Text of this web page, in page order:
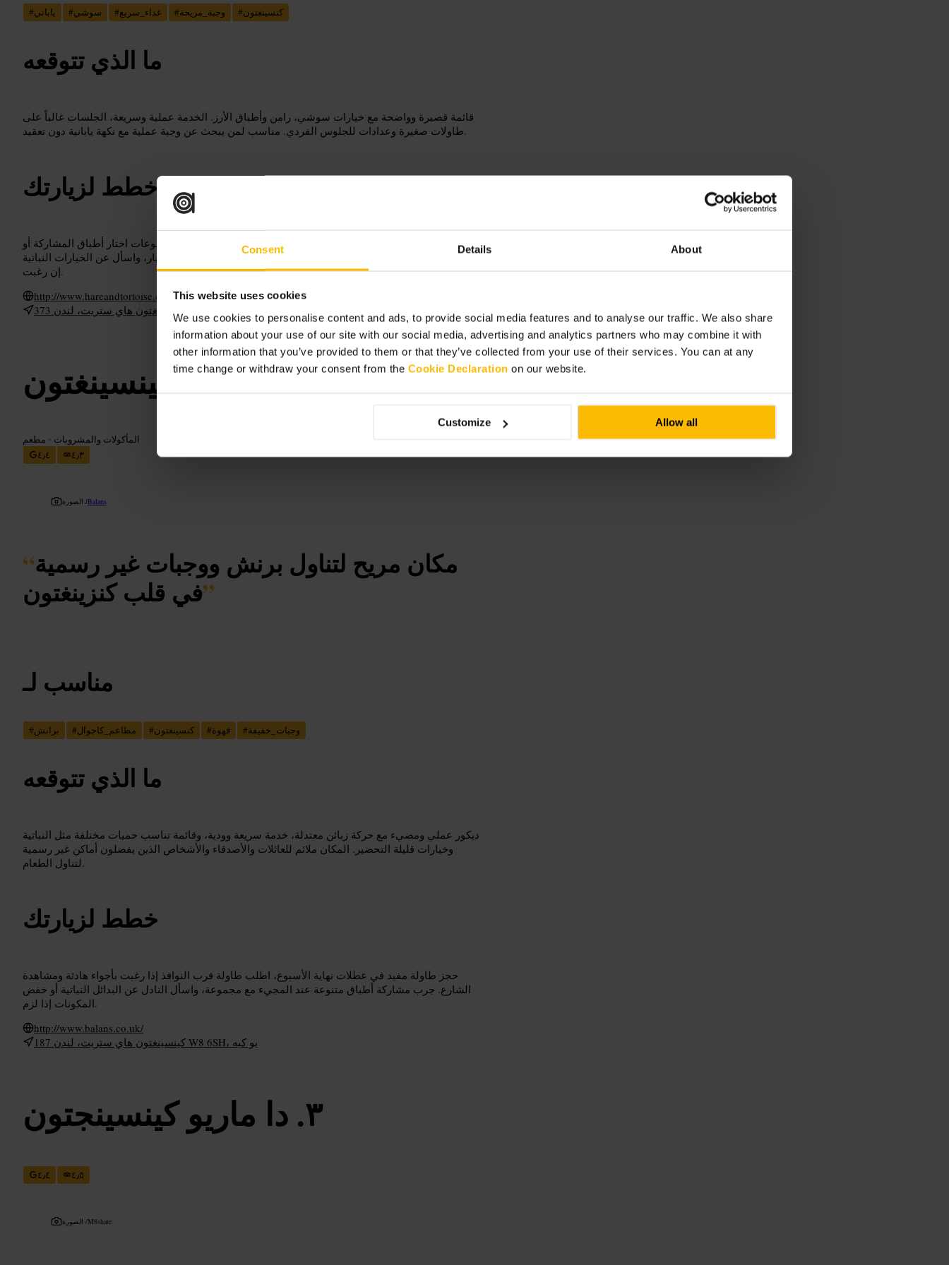
Consent Details About
This website uses cookies
We use cookies to personalise content and ads, to provide social media features and to analyse our traffic. We also share
information about your use of our site with our social media, advertising and analytics partners who may combine it with
other information that you’ve provided to them or that they’ve collected from your use of their services. You can at any
time change or withdraw your consent from the Cookie Declaration on our website.
Customize Allow all
#ياباني #سوشي #غداء_سريع #وجبة_مريحة #كنسينغتون
ما الذي تتوقعه
قائمة قصيرة وواضحة مع خيارات سوشي، رامن وأطباق الأرز. الخدمة عملية وسريعة، الجلسات غالباً على
طاولات صغيرة وعدادات للجلوس الفردي. مناسب لمن يبحث عن وجبة عملية مع نكهة يابانية دون تعقيد.
خطط لزيارتك
إذا تذهب بمفردك، اطلب من العدّاد للاستفادة من الخدمة السريعة. للمجموعات اختار أطباق المشاركة أو
مجموعات السوشي. اطّلع على قائمة الأصناف قبل الذهاب لتسهيل الاختيار، واسأل عن الخيارات النباتية
إن رغبت.
http://www.hareandtortoise.co.uk/
بالانس، كينسينغتون
المأكولات والمشروبات • مطعم
٤٫٤
٤٫٣
الصورة /Balans
“مكان مريح لتناول برنش ووجبات غير رسمية
في قلب كنزينغتون”
مناسب لـ
#برانش #مطاعم_كاجوال #كنسينغتون #قهوة #وجبات_خفيفة
ما الذي تتوقعه
ديكور عملي ومضيء مع حركة زبائن معتدلة، خدمة سريعة وودية، وقائمة تناسب حميات مختلفة مثل النباتية
وخيارات قليلة التحضير. المكان ملائم للعائلات والأصدقاء والأشخاص الذين يفضلون أماكن غير رسمية
لتناول الطعام.
خطط لزيارتك
حجز طاولة مفيد في عطلات نهاية الأسبوع، اطلب طاولة قرب النوافذ إذا رغبت بأجواء هادئة ومشاهدة
الشارع. جرب مشاركة أطباق متنوعة عند المجيء مع مجموعة، واسأل النادل عن البدائل النباتية أو خفض
المكونات إذا لزم.
http://www.balans.co.uk/
187 كينسينغتون هاي ستريت، لندن W8 6SH، يو كيه
دا ماريو كينسينجتون
٤٫٤ ٤٫٥
الصورة /M8share